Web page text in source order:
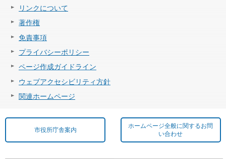
リンクについて
著作権
免責事項
プライバシーポリシー
ページ作成ガイドライン
ウェブアクセシビリティ方針
関連ホームページ
市役所庁舎案内
ホームページ全般に関するお問
い合わせ